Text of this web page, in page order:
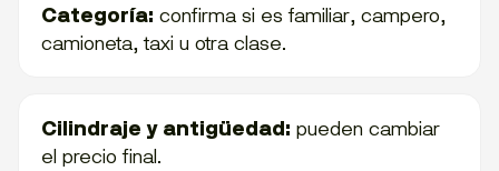
Categoría: confirma si es familiar, campero,
camioneta, taxi u otra clase.
Cilindraje y antigüedad: pueden cambiar
el precio final.